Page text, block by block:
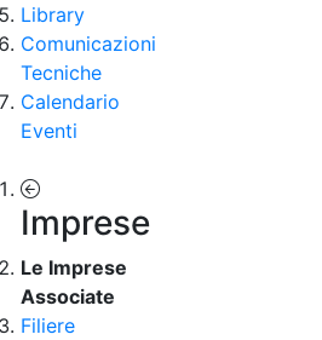
Library
Comunicazioni
Tecniche
Calendario
Eventi
Imprese
Le Imprese
Associate
Filiere